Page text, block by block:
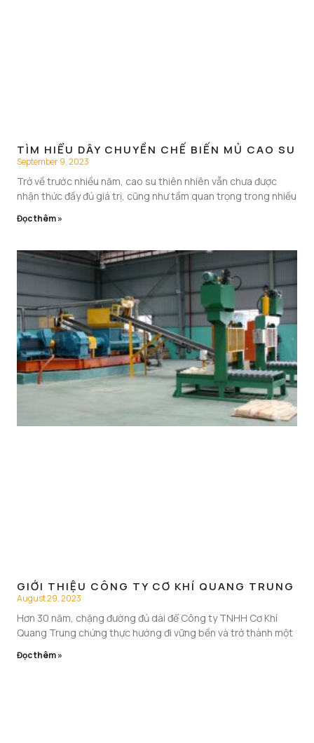
TÌM HIỂU DÂY CHUYỀN CHẾ BIẾN MỦ CAO SU
September 9, 2023
Trở về trước nhiều năm, cao su thiên nhiên vẫn chưa được
nhận thức đầy đủ giá trị, cũng như tầm quan trọng trong nhiều
Đọc thêm »
GIỚI THIỆU CÔNG TY CƠ KHÍ QUANG TRUNG
August 29, 2023
Hơn 30 năm, chặng đường đủ dài để Công ty TNHH Cơ Khí
Quang Trung chứng thực hướng đi vững bền và trở thành một
Đọc thêm »